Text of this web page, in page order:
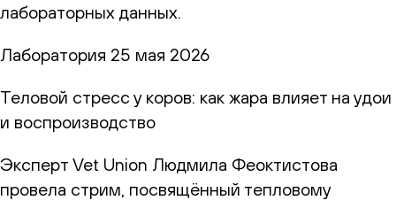
лабораторных данных.
Лаборатория 25 мая 2026
Теловой стресс у коров: как жара влияет на удои
и воспроизводство
Эксперт Vet Union Людмила Феоктистова
провела стрим, посвящённый тепловому